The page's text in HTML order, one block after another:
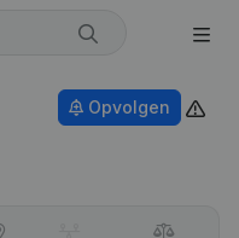
Opvolgen